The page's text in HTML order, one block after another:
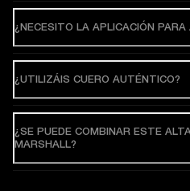
¿NECESITO LA APLICACIÓN
¿UTILIZÁIS CUERO AUTÉNTICO?
¿SE PUEDE COMBINAR ESTE
MARSHALL?